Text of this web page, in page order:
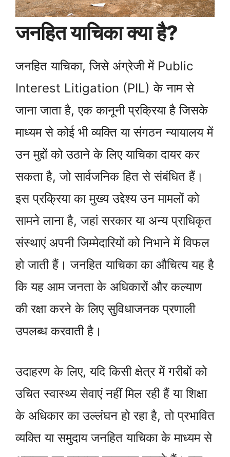
जनहित याचिका क्या है?
जनहित याचिका, जिसे अंग्रेजी में Public
Interest Litigation (PIL) के नाम से
जाना जाता है, एक कानूनी प्रक्रिया है जिसके
माध्यम से कोई भी व्यक्ति या संगठन न्यायालय में
उन मुद्दों को उठाने के लिए याचिका दायर कर
सकता है, जो सार्वजनिक हित से संबंधित हैं।
इस प्रक्रिया का मुख्य उद्देश्य उन मामलों को
सामने लाना है, जहां सरकार या अन्य प्राधिकृत
संस्थाएं अपनी जिम्मेदारियों को निभाने में विफल
हो जाती हैं। जनहित याचिका का औचित्य यह है
कि यह आम जनता के अधिकारों और कल्याण
की रक्षा करने के लिए सुविधाजनक प्रणाली
उपलब्ध करवाती है।
उदाहरण के लिए, यदि किसी क्षेत्र में गरीबों को
उचित स्वास्थ्य सेवाएं नहीं मिल रही हैं या शिक्षा
के अधिकार का उल्लंघन हो रहा है, तो प्रभावित
व्यक्ति या समुदाय जनहित याचिका के माध्यम से